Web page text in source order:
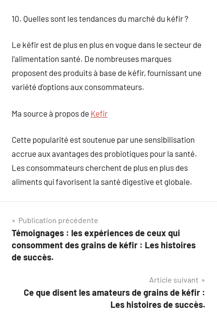
10. Quelles sont les tendances du marché du kéfir ?
Le kéfir est de plus en plus en vogue dans le secteur de
l’alimentation santé. De nombreuses marques
proposent des produits à base de kéfir, fournissant une
variété d’options aux consommateurs.
Ma source à propos de Kefir
Cette popularité est soutenue par une sensibilisation
accrue aux avantages des probiotiques pour la santé.
Les consommateurs cherchent de plus en plus des
aliments qui favorisent la santé digestive et globale.
Navigation
de
l’article
Publication précédente
Témoignages : les expériences de ceux qui
consomment des grains de kéfir : Les histoires
de succès.
Article suivant
Ce que disent les amateurs de grains de kéfir :
Les histoires de succès.